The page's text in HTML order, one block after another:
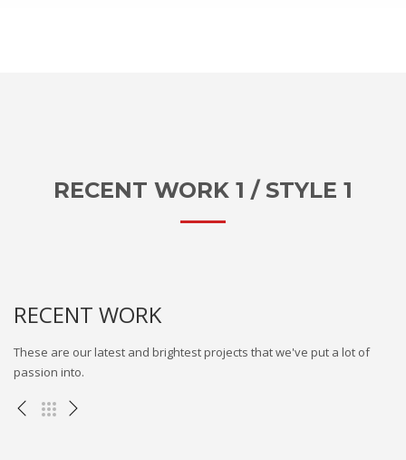
RECENT WORK 1 / STYLE 1
RECENT WORK
These are our latest and brightest projects that we've put a lot of
passion into.